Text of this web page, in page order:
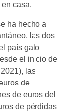
casa.
ha hecho a
las dos
país galo
el inicio de
las
de
de euros del
de pérdidas